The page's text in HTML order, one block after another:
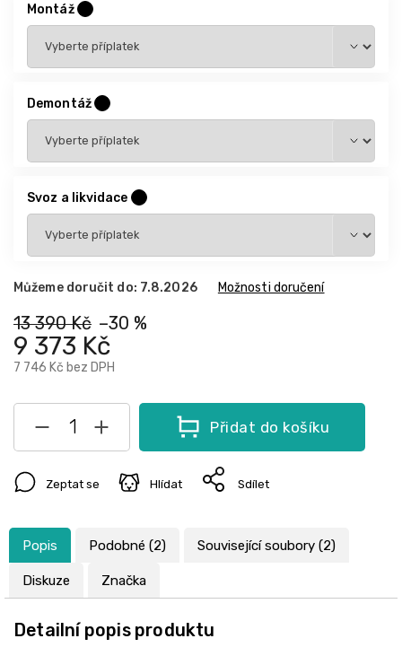
13 390 Kč –30 %
9 373 Kč
7 746 Kč bez DPH
Montáž
Demontáž
Svoz a likvidace
Můžeme doručit do: 7.8.2026 Možnosti doručení
Přidat do košíku
Zeptat se Hlídat Sdílet
Popis Podobné (2) Související soubory (2)
Diskuze Značka
Detailní popis produktu